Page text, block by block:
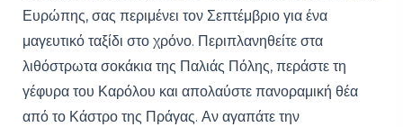
Ευρώπης, σας περιμένει τον Σεπτέμβριο για ένα
μαγευτικό ταξίδι στο χρόνο. Περιπλανηθείτε στα
λιθόστρωτα σοκάκια της Παλιάς Πόλης, περάστε τη
γέφυρα του Καρόλου και απολαύστε πανοραμική θέα
από το Κάστρο της Πράγας. Αν αγαπάτε την